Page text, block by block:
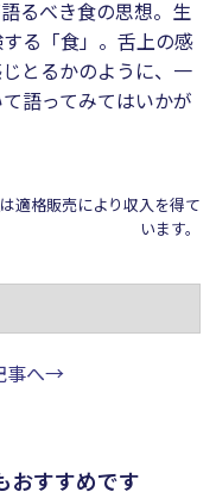
るべき食の思想。生
る「食」。舌上の感
とるかのように、一
語ってみてはいかが
適格販売により収入を得て
います。
事へ→
おすすめです